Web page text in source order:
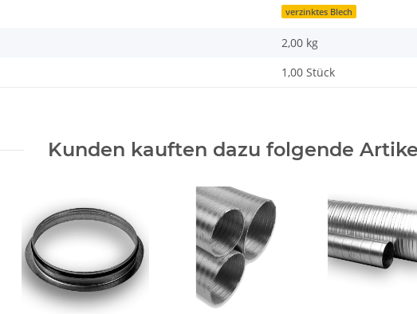
verzinktes Blech
2,00 kg
1,00 Stück
Kunden kauften dazu folgende